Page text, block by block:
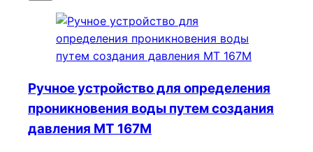
Ручное устройство для определения
проникновения воды путем создания
давления МТ 167М